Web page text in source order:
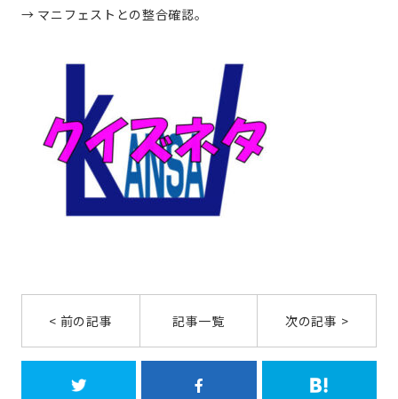
→ マニフェストとの整合確認。
< 前の記事 記事一覧 次の記事 >